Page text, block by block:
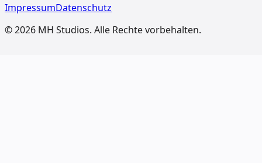
ImpressumDatenschutz
©2026 MH Studios. Alle Rechte vorbehalten.